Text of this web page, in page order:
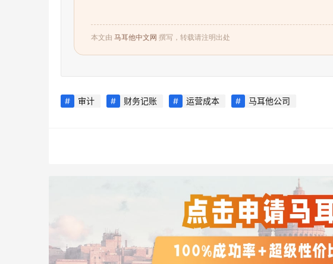
本文由 马耳他中文网 撰写，转载请注明出处
审计 财务记账 运营成本 马耳他公司